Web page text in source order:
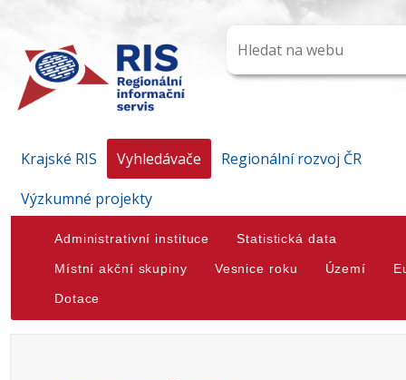
Krajské RIS Vyhledávače
Regionální rozvoj ČR
Výzkumné projekty
Administrativní instituce Statistická data
Místní akční skupiny Vesnice roku Území
Dotace